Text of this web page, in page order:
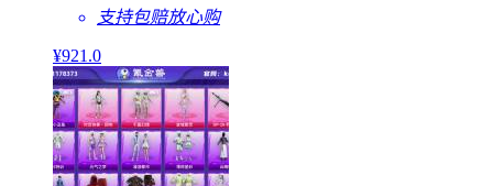
支持包赔放心购
¥921 .0